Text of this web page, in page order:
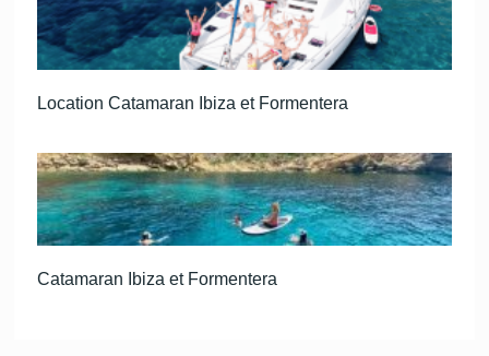
Location Catamaran Ibiza et Formentera
Catamaran Ibiza et Formentera